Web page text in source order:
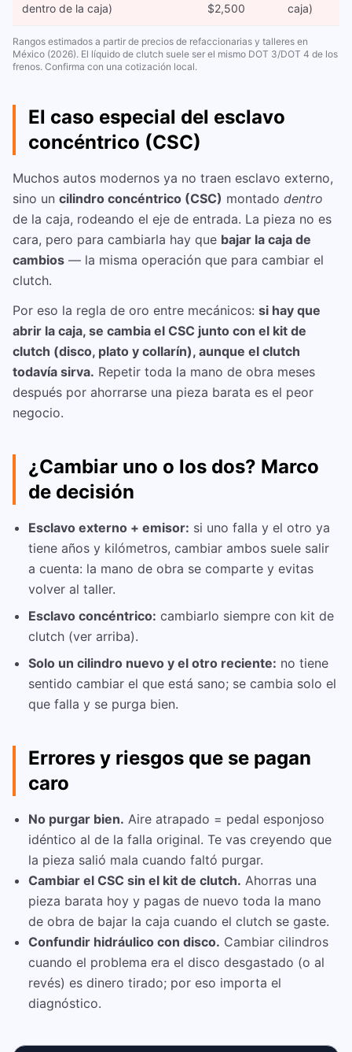
dentro de la caja) $2,500 caja)
Rangos estimados a partir de precios de refaccionarias y talleres en
México (2026). El líquido de clutch suele ser el mismo DOT 3/DOT 4 de los
frenos. Confirma con una cotización local.
El caso especial del esclavo
concéntrico (CSC)
Muchos autos modernos ya no traen esclavo externo,
sino un cilindro concéntrico (CSC) montado dentro
de la caja, rodeando el eje de entrada. La pieza no es
cara, pero para cambiarla hay que bajar la caja de
cambios — la misma operación que para cambiar el
clutch.
Por eso la regla de oro entre mecánicos: si hay que
abrir la caja, se cambia el CSC junto con el kit de
clutch (disco, plato y collarín), aunque el clutch
todavía sirva. Repetir toda la mano de obra meses
después por ahorrarse una pieza barata es el peor
negocio.
¿Cambiar uno o los dos? Marco
de decisión
Esclavo externo + emisor: si uno falla y el otro ya
tiene años y kilómetros, cambiar ambos suele salir
a cuenta: la mano de obra se comparte y evitas
volver al taller.
Esclavo concéntrico: cambiarlo siempre con kit de
clutch (ver arriba).
Solo un cilindro nuevo y el otro reciente: no tiene
sentido cambiar el que está sano; se cambia solo el
que falla y se purga bien.
Errores y riesgos que se pagan
caro
No purgar bien. Aire atrapado = pedal esponjoso
idéntico al de la falla original. Te vas creyendo que
la pieza salió mala cuando faltó purgar.
Cambiar el CSC sin el kit de clutch. Ahorras una
pieza barata hoy y pagas de nuevo toda la mano
de obra de bajar la caja cuando el clutch se gaste.
Confundir hidráulico con disco. Cambiar cilindros
cuando el problema era el disco desgastado (o al
revés) es dinero tirado; por eso importa el
diagnóstico.